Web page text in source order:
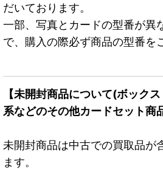
だいております。
一部、写真とカードの型番が異
で、購入の際必ず商品の型番を
【未開封商品について(ボック
系などのその他カードセット商
未開封商品は中古での買取品が
ます。